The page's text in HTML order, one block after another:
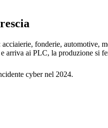
fonderie, automotive,
arriva ai PLC, la produzione
cyber nel 2024.